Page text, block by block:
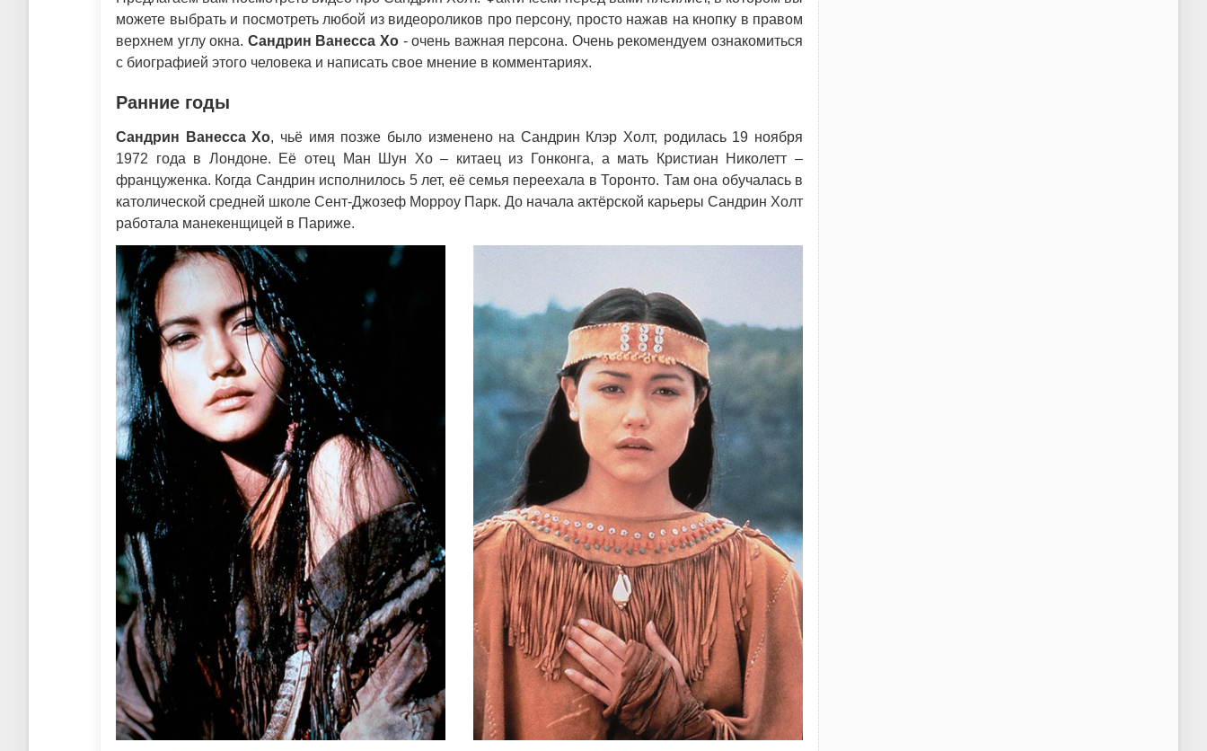
можете выбрать и посмотреть любой из видеороликов про персону, просто нажав на кнопку в правом
верхнем углу окна. Сандрин Ванесса Хо- очень важная персона. Очень рекомендуем ознакомиться
с биографией этого человека и написать свое мнение в комментариях.
Ранние годы
Сандрин Ванесса Хо, чьё имя позже было изменено на Сандрин Клэр Холт, родилась 19 ноября
1972 года в Лондоне. Её отец Ман Шун Хо – китаец из Гонконга, а мать Кристиан Николетт –
француженка. Когда Сандрин исполнилось 5 лет, её семья переехала в Торонто. Там она обучалась в
католической средней школе Сент-Джозеф Морроу Парк. До начала актёрской карьеры Сандрин Холт
работала манекенщицей в Париже.